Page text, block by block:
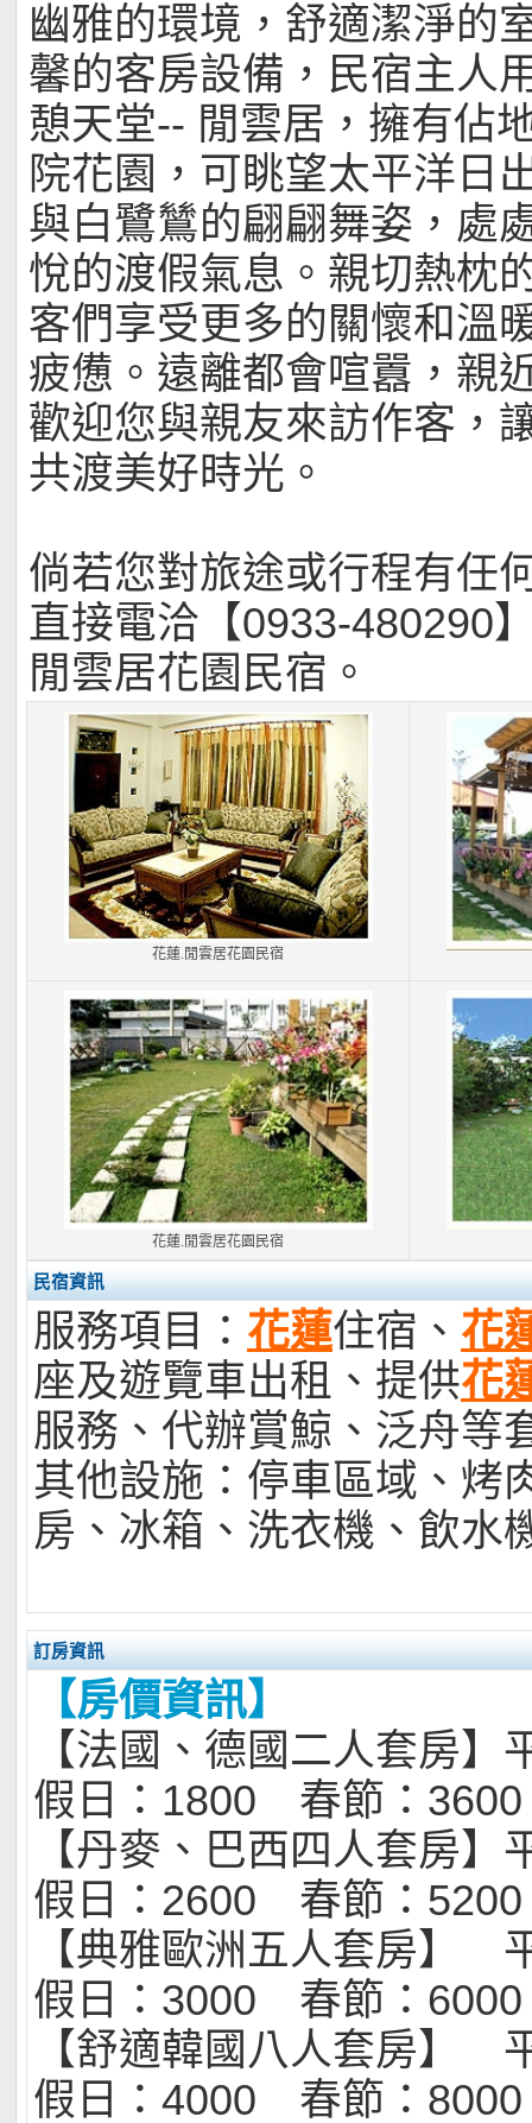
幽雅的環境，舒適潔淨的
馨的客房設備，民宿主人
憩天堂-- 閒雲居，擁有佔
院花園，可眺望太平洋日
與白鷺鷥的翩翩舞姿，處
悅的渡假氣息。親切熱枕
客們享受更多的關懷和溫
疲憊。遠離都會喧囂，親
歡迎您與親友來訪作客，
共渡美好時光。
倘若您對旅途或行程有任
直接電洽【0933-480290
閒雲居花園民宿。
花蓮.閒雲居花園民宿
花蓮.閒雲居花園民宿
民宿資訊
服務項目： 花蓮住宿、 花
座及遊覽車出租、提供花
服務、代辦賞鯨、泛舟等
其他設施：停車區域、烤
房、冰箱、洗衣機、飲水
訂房資訊
【房價資訊】
【法國、德國二人套房
假日：1800 春節：3600
【丹麥、巴西四人套房
假日：2600 春節：5200
【典雅歐洲五人套房】
假日：3000 春節：6000
【舒適韓國八人套房】
假日：4000 春節：8000